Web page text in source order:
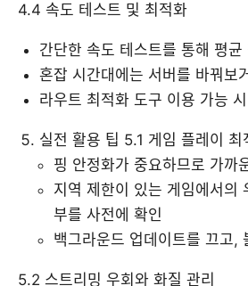
4.4 속도 테스트 및 최적화
간단한 속도 테스트를 통해 평
혼잡 시간대에는 서버를 바꿔보
라우트 최적화 도구 이용 가능
실전 활용 팁 5.1 게임 플레이 최
핑 안정화가 중요하므로 가까
지역 제한이 있는 게임에서의
부를 사전에 확인
백그라운드 업데이트를 끄고,
5.2 스트리밍 우회와 화질 관리